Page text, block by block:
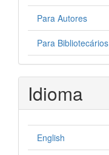
Para Autores
Para Bibliotecários
Idioma
English